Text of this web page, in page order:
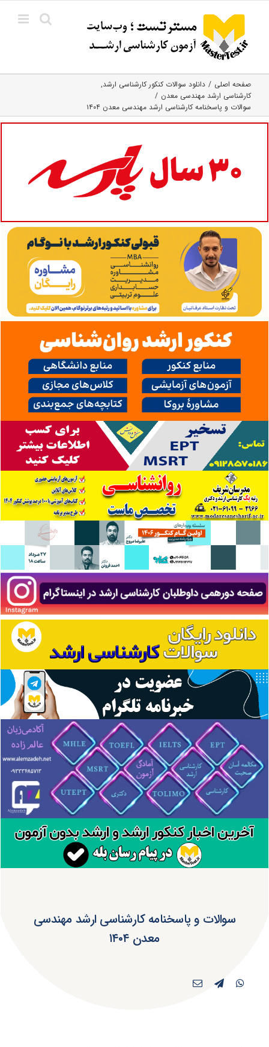
content
صفحه اصلی
دانلود سوالات کنکور کارشناسی ارشد
کارشناسی ارشد مهندسی معدن
سوالات و پاسخنامه کارشناسی ارشد مهندسی معدن ۱۴۰۴
سوالات و پاسخنامه کارشناسی ارشد مهندسی
معدن ۱۴۰۴